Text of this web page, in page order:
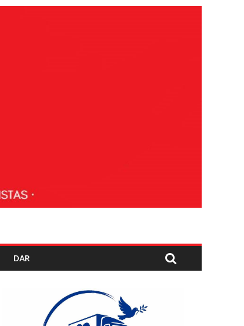
DAR